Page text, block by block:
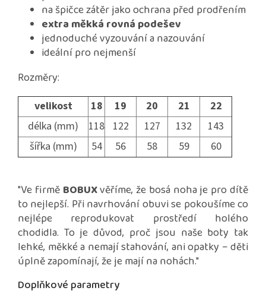
na špičce zátěr jako ochrana před prodřením
extra měkká rovná podešev
jednoduché vyzouvání a nazouvání
ideální pro nejmenší
Rozměry:
velikost 18 19 20 21
22
délka (mm)
118 122 127 132
143
šířka (mm)
54 56 58 59 60
"Ve firmě BOBUXvěříme, že bosá noha je pro dítě
to nejlepší. Při navrhování obuvi se pokoušíme co
nejlépe reprodukovat prostředí holého
chodidla. To je důvod, proč jsou naše boty tak
lehké, měkké a nemají stahování, ani opatky – děti
úplně zapomínají, že je mají na nohách."
Doplňkové parametry